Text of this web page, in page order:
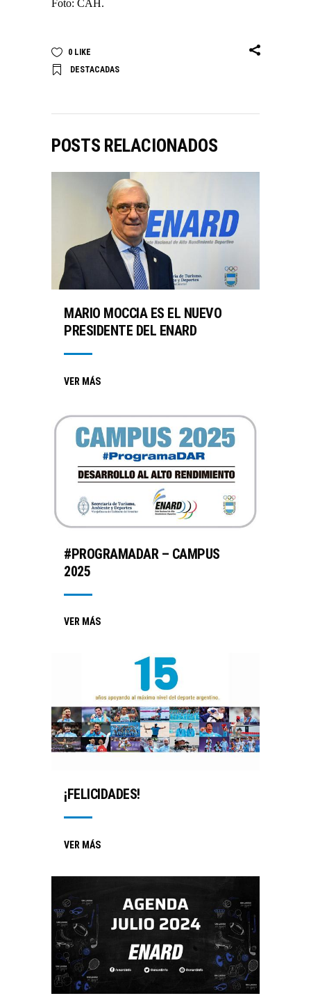
Foto: CAH.
0 LIKE
DESTACADAS
POSTS RELACIONADOS
MARIO MOCCIA ES EL NUEVO
PRESIDENTE DEL ENARD
VER MÁS
#PROGRAMADAR – CAMPUS
2025
VER MÁS
¡FELICIDADES!
VER MÁS